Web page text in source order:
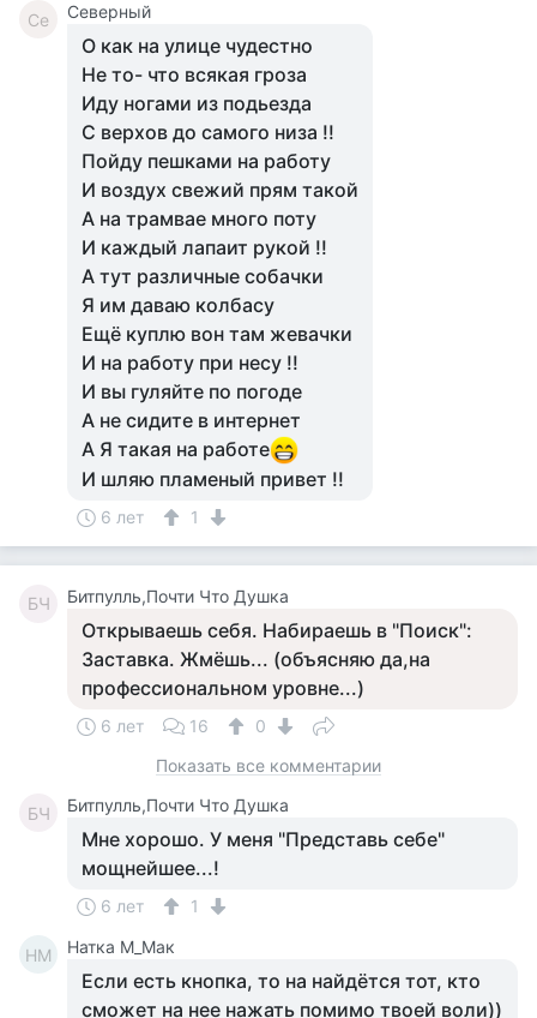
Се Северный
О как на улице чудестно
Не то- что всякая гроза
Иду ногами из подьезда
С верхов до самого низа !!
Пойду пешками на работу
И воздух свежий прям такой
А на трамвае много поту
И каждый лапаит рукой !!
А тут различные собачки
Я им даваю колбасу
Ещё куплю вон там жевачки
И на работу при несу !!
И вы гуляйте по погоде
А не сидите в интернет
А Я такая на работе
И шляю пламеный привет !!
6 лет 1
БЧ Битпулль,Почти Что Душка
Открываешь себя. Набираешь в "Поиск":
Заставка. Жмёшь... (объясняю да,на
профессиональном уровне...)
6 лет 16
0
Показать все комментарии
БЧ Битпулль,Почти Что Душка
Мне хорошо. У меня "Представь себе"
мощнейшее...!
6 лет 1
НМ Натка М_Мак
Если есть кнопка, то на найдётся тот, кто
сможет на нее нажать помимо твоей воли))